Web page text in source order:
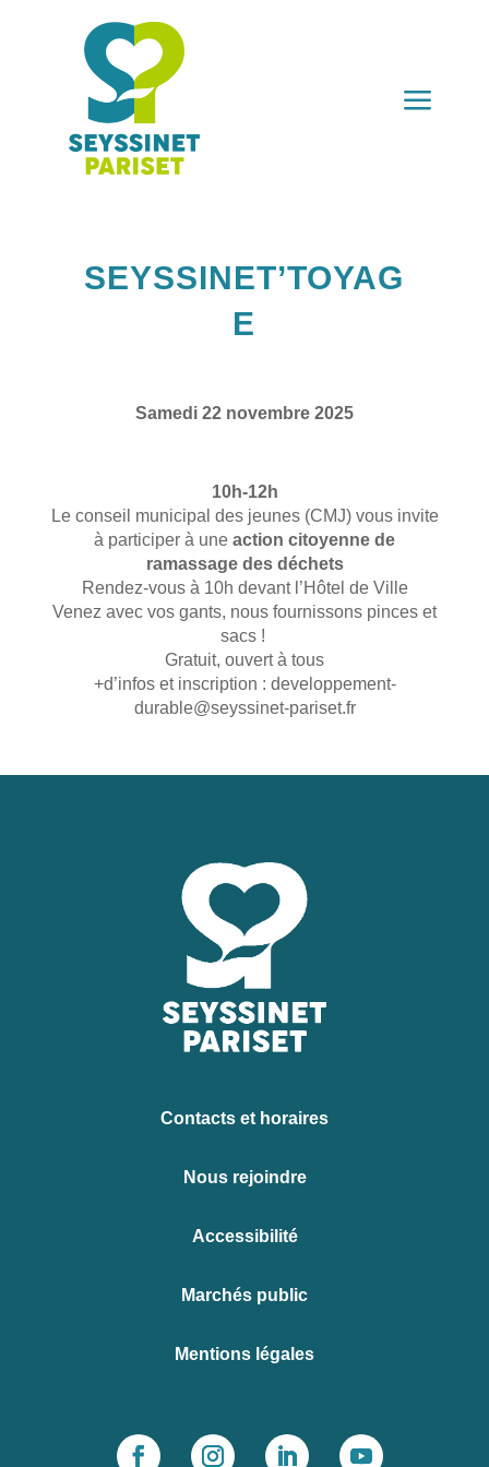
a
SEYSSINET’TOYAG
E
Samedi 22 novembre 2025
10h-12h
Le conseil municipal des jeunes (CMJ) vous invite
à participer à une action citoyenne de
ramassage des déchets
Rendez-vous à 10h devant l’Hôtel de Ville
Venez avec vos gants, nous fournissons pinces et
sacs !
Gratuit, ouvert à tous
+d’infos et inscription : developpement-
durable@seyssinet-pariset.fr
Contacts et horaires
Nous rejoindre
Accessibilité
Marchés public
Mentions légales